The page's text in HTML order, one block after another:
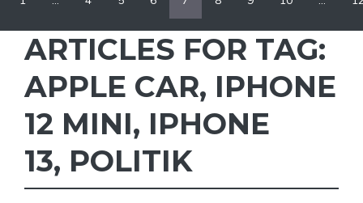
ARTICLES FOR TAG:
APPLE CAR, IPHONE
12 MINI, IPHONE
13, POLITIK